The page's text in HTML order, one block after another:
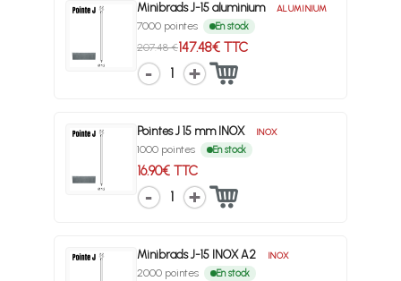
Minibrads J-15 aluminium ALUMINIUM
7000 pointes En stock
207.48 €147.48€ TTC
1
Pointes J 15 mm INOX INOX
1000 pointes En stock
16.90€ TTC
1
Minibrads J-15 INOX A2 INOX
2000 pointes En stock